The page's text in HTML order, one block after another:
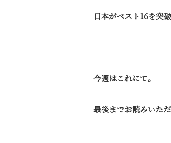
日本がベスト16を突
今週はこれにて。
最後までお読みいた